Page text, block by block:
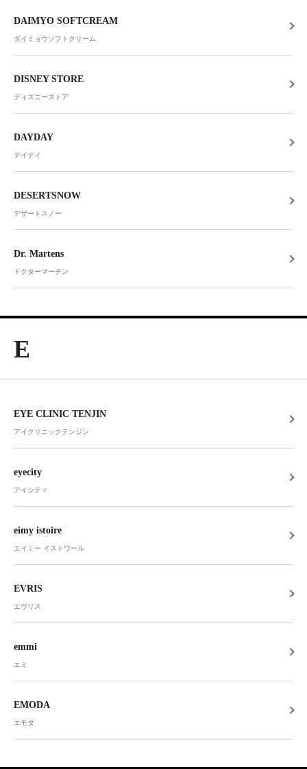
DAIMYO SOFTCREAM
ダイミョウソフトクリーム
DISNEY STORE
ディズニーストア
DAYDAY
デイデイ
DESERTSNOW
デザートスノー
Dr. Martens
ドクターマーチン
E
EYE CLINIC TENJIN
アイクリニックテンジン
eyecity
アイシティ
eimy istoire
エイミー イストワール
EVRIS
エヴリス
emmi
エミ
EMODA
エモダ